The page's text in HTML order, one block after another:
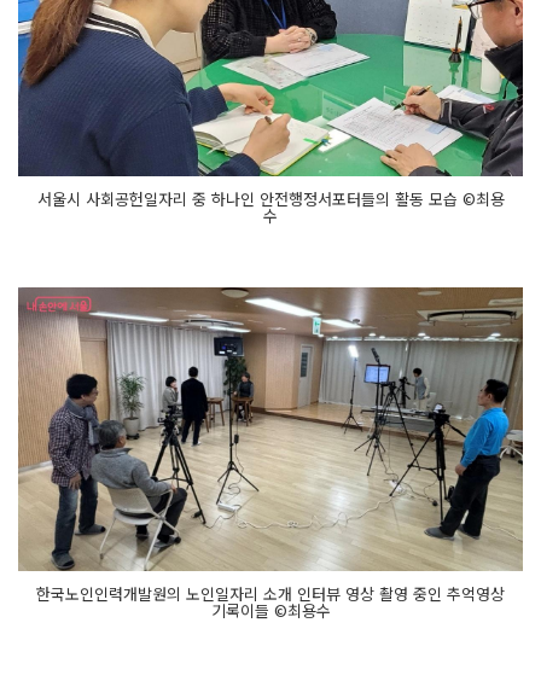
서울시 사회공헌일자리 중 하나인 안전행정서포터들의 활동 모습 ©최용
수
한국노인인력개발원의 노인일자리 소개 인터뷰 영상 촬영 중인 추억영상
기록이들 ©최용수